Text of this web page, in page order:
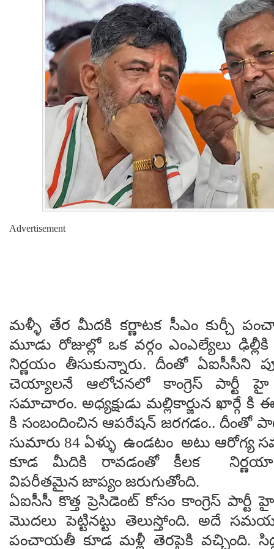
Advertisement
మళ్ళీ తేర మీదకి కర్ణాటక సీఎం కుర్చీ
మూడు రోజుల్లో ఒక వర్గం ఎంఎల్యేలు
నిర్ణయం తీసుకున్నారు. దీంతో ఏఐసీసీని
చెయ్యాల‌నే ఆలోచన‌లో కాంగ్రెస్ పార్టీ హై
స‌మాచారం. అధ్య‌క్షుడు మల్లికార్జున ఖార్గే
కి సంబందించిన ఆపరేషన్ జ‌ర‌గ‌డం.. దీంతో
సుమారు 84 ఏళ్ళు ఉండటం అటు ఆరోగ్య
కూడ మీదికి రావడంతో కీల‌క‌
విప‌రీత‌మైన జాప్యం జరుగుతోంది.
ఏఐసీసీ కొత్త‌ ప్రెసిడెంట్ కోసం కాంగ్రెస్
మొదలు పెట్టినట్టు తెలుస్తోంది. అదే
పంచాయతీ కూడ మ‌ళ్లీ తెర‌పైకి వచ్చింది.